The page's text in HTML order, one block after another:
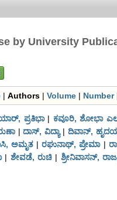
by University
|Authors |Volume | Number
ಪ್ರತಿಭಾ| ಕವೂರಿ, ಶೋಭಾ
|ದಾಸ್, ವಿದ್ಯಾ| ದಿವಾನ್,
ಅಮೃತ |ರಘುನಾಥ್, ಪ್ರೇಮಾ|
| ಶೇವಡೆ, ರುಚಿ | ಶ್ರೀನಿವಾಸನ್,